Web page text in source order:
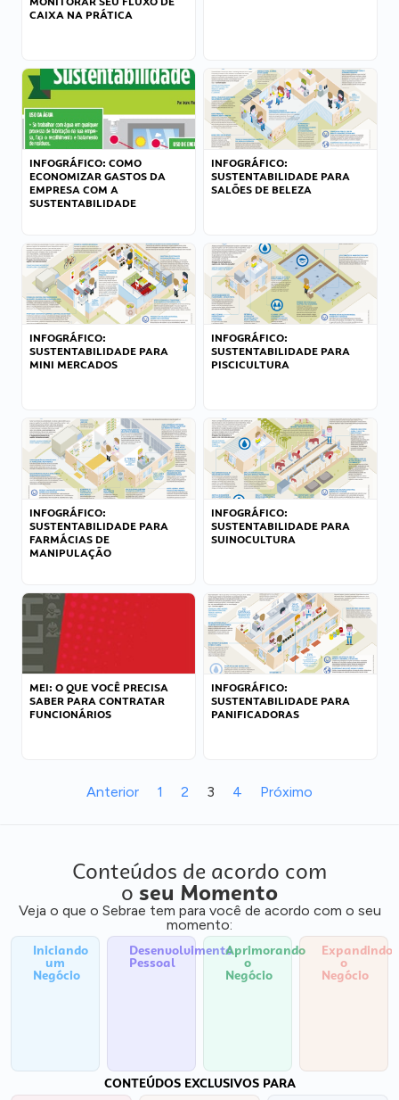
CAIXA NA PRÁTICA
INFOGRÁFICO: COMO
ECONOMIZAR GASTOS DA
EMPRESA COM A
SUSTENTABILIDADE
INFOGRÁFICO:
SUSTENTABILIDADE PARA
SALÕES DE BELEZA
INFOGRÁFICO:
SUSTENTABILIDADE PARA
MINI MERCADOS
INFOGRÁFICO:
SUSTENTABILIDADE PARA
PISCICULTURA
INFOGRÁFICO:
SUSTENTABILIDADE PARA
FARMÁCIAS DE
MANIPULAÇÃO
INFOGRÁFICO:
SUSTENTABILIDADE PARA
SUINOCULTURA
MEI: O QUE VOCÊ PRECISA
SABER PARA CONTRATAR
FUNCIONÁRIOS
INFOGRÁFICO:
SUSTENTABILIDADE PARA
PANIFICADORAS
Anterior 1 2 3 4 Próximo
Conteúdos de acordo com
o seu Momento
Veja o que o Sebrae tem para você de acordo com o seu
momento:
Iniciando
um
Negócio
Desenvolvimento
Pessoal
Aprimorando
o
Negócio
Expandindo
o
Negócio
CONTEÚDOS EXCLUSIVOS PARA